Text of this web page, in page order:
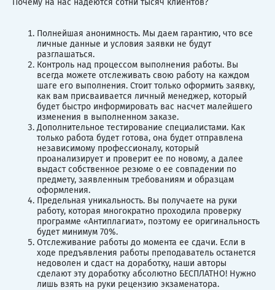
Почему на нас надеются сотни тысяч клиентов?
Полнейшая анонимность. Мы даем гарантию, что все
личные данные и условия заявки не будут
разглашаться.
Контроль над процессом выполнения работы. Вы
всегда можете отслеживать свою работу на каждом
шаге его выполнения. Стоит только оформить заявку,
как вам присваивается личный менеджер, который
будет быстро информировать вас насчет малейшего
изменения в выполненном заказе.
Дополнительное тестирование специалистами. Как
только работа будет готова, она будет отправлена
независимому профессионалу, который
проанализирует и проверит ее по новому, а далее
выдаст собственное резюме о ее совпадении по
предмету, заявленным требованиям и образцам
оформления.
Предельная уникальность. Вы получаете на руки
работу, которая многократно проходила проверку
программе «Антиплагиат», поэтому ее оригинальность
будет минимум 70%.
Отслеживание работы до момента ее сдачи. Если в
ходе предъявления работы преподаватель останется
недоволен и сдаст на доработку, наши авторы
сделают эту доработку абсолютно БЕСПЛАТНО! Нужно
лишь взять на руки рецензию экзаменатора.